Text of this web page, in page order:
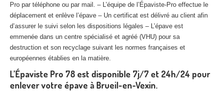
Pro par téléphone ou par mail. – L’équipe de l’Épaviste-Pro effectue le
déplacement et enlève l’épave – Un certificat est délivré au client afin
d’assurer le suivi selon les dispositions légales – L’épave est
emmenée dans un centre spécialisé et agréé (VHU) pour sa
destruction et son recyclage suivant les normes françaises et
européennes établies en la matière.
L’Épaviste Pro 78 est disponible 7j/7 et 24h/24 pour
enlever votre épave à Brueil-en-Vexin.